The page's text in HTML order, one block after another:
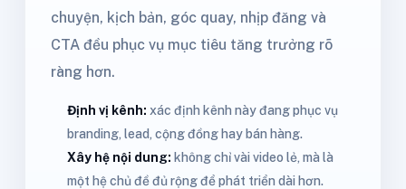
chuyện, kịch bản, góc quay, nhịp đăng và
CTA đều phục vụ mục tiêu tăng trưởng rõ
ràng hơn.
Định vị kênh: xác định kênh này đang phục vụ
branding, lead, cộng đồng hay bán hàng.
Xây hệ nội dung: không chỉ vài video lẻ, mà là
một hệ chủ đề đủ rộng để phát triển dài hơn.